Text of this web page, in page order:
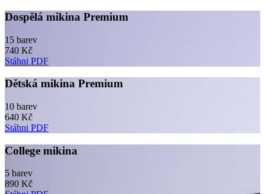
Dospělá mikina Premium
15 barev
740 Kč
Stáhni PDF
Dětská mikina Premium
10 barev
640 Kč
Stáhni PDF
College mikina
5 barev
890 Kč